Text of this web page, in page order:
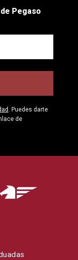
Pegaso
. Puedes darte
de